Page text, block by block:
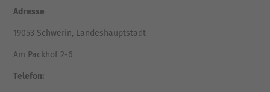
Adresse
19053 Schwerin, Landeshauptstadt
Am Packhof 2-6
Telefon: